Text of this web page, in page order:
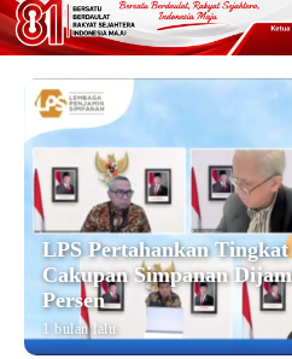
LPS Pertahankan
Cakupan Simpanan
Persen
1 bulan lalu